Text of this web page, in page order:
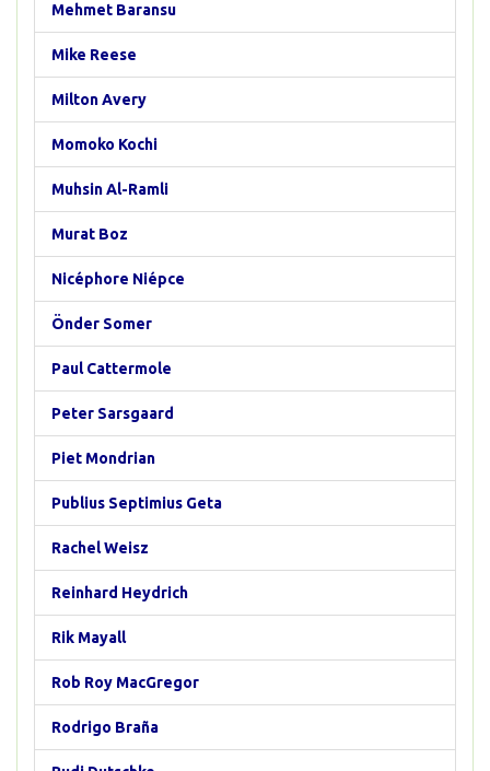
Mehmet Baransu
Mike Reese
Milton Avery
Momoko Kochi
Muhsin Al-Ramli
Murat Boz
Nicéphore Niépce
Önder Somer
Paul Cattermole
Peter Sarsgaard
Piet Mondrian
Publius Septimius Geta
Rachel Weisz
Reinhard Heydrich
Rik Mayall
Rob Roy MacGregor
Rodrigo Braña